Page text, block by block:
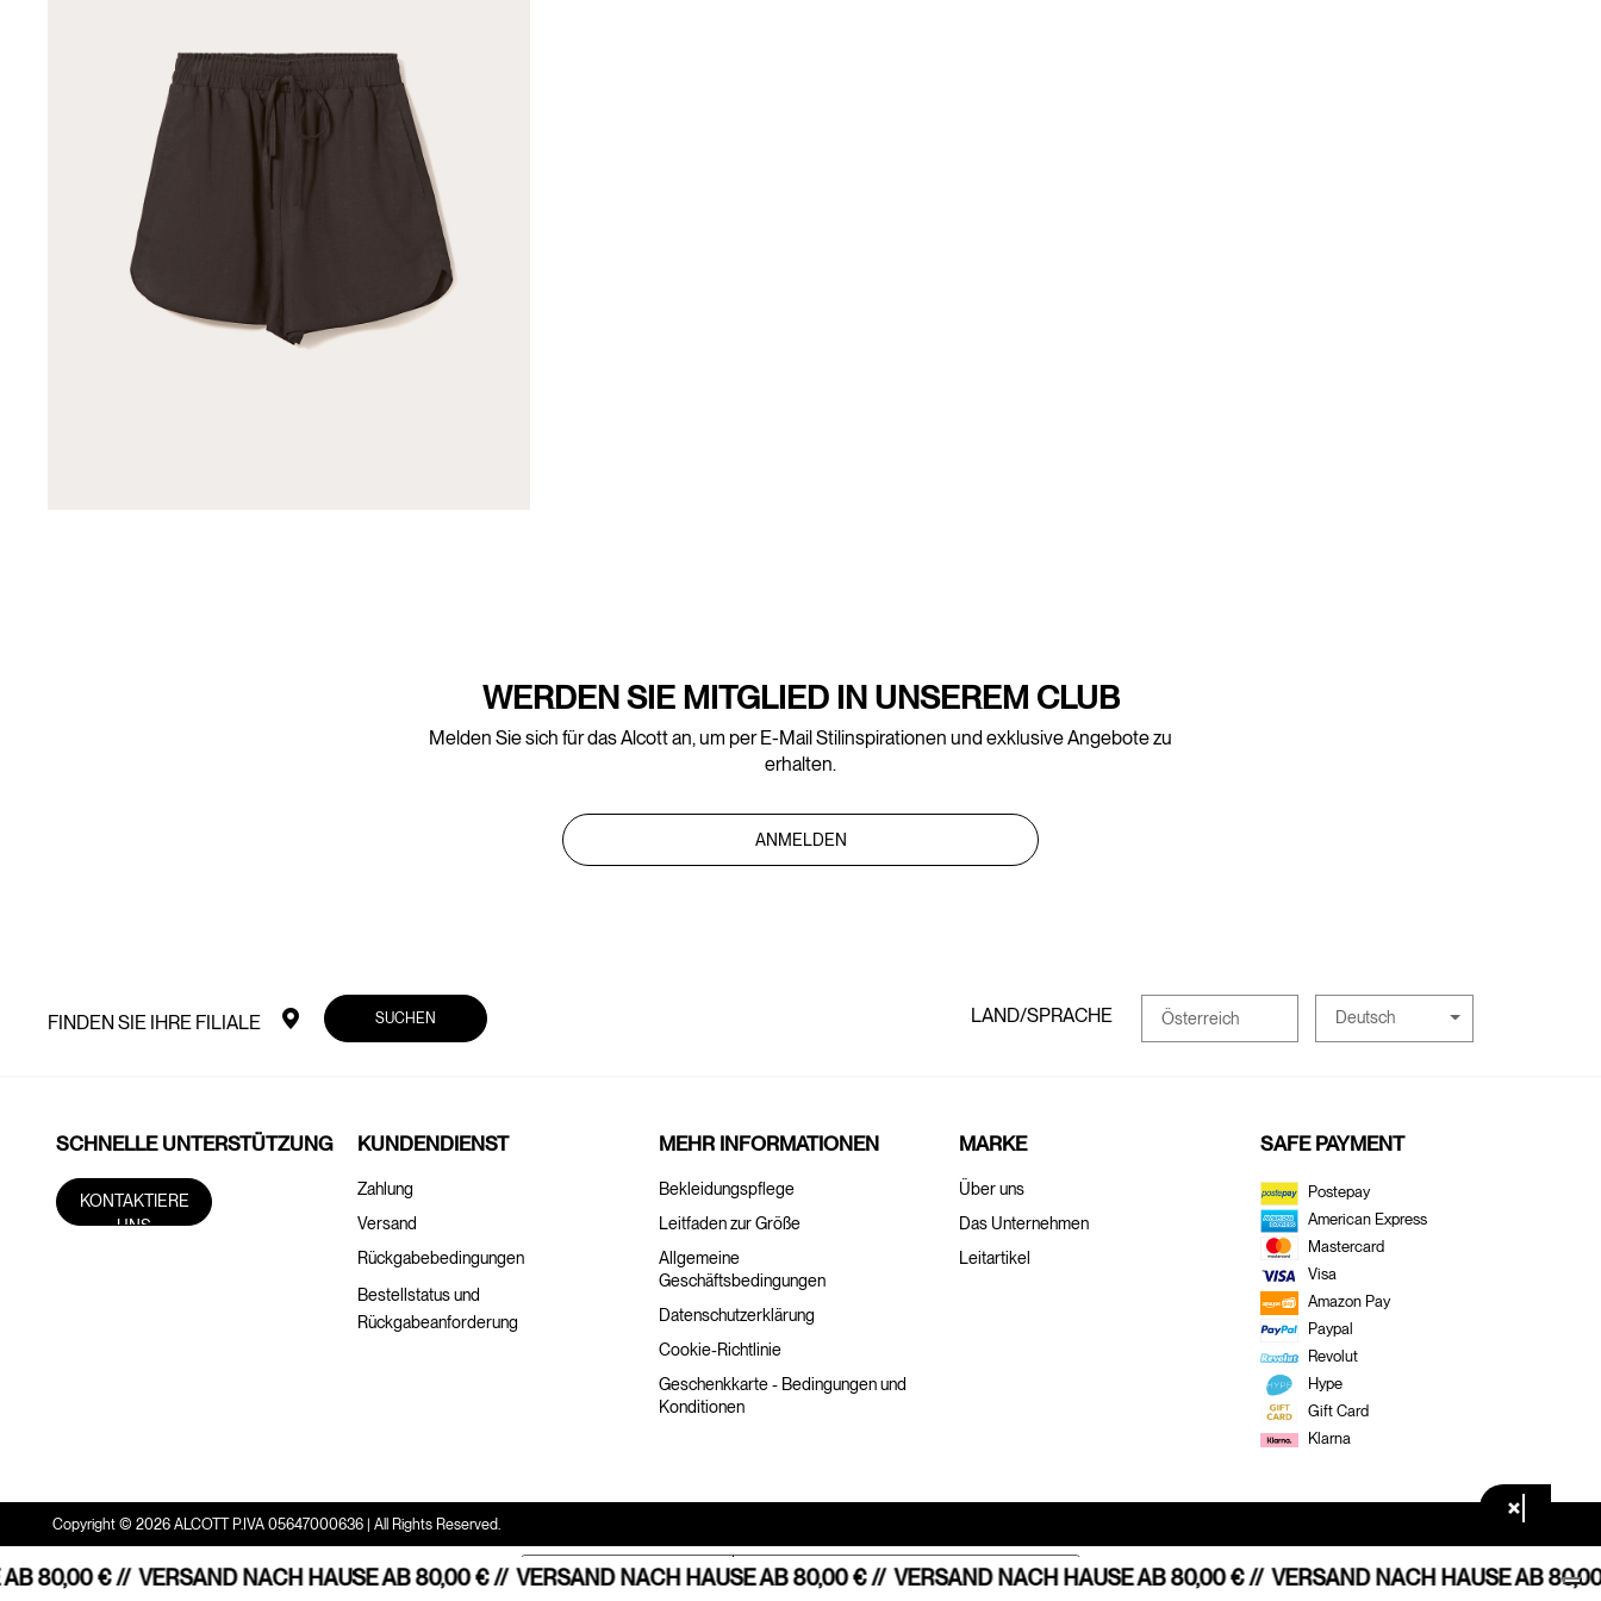
80,00 € //VERSAND NACH HAUSE AB 80,00 € //VERSAND NACH HAUSE AB 80,00 € //VERSAND NACH HAUSE AB 80,00 € //VERSAND NACH HAUSE AB
WERDEN SIE MITGLIED IN UNSEREM CLUB
Melden Sie sich für das Alcott an, um per E-Mail Stilinspirationen und exklusive Angebote zu
erhalten.
ANMELDEN
FINDEN SIE IHRE FILIALE SUCHEN LAND/SPRACHE Österreich Deutsch
SCHNELLE UNTERSTÜTZUNG
KONTAKTIERE
UNS
KUNDENDIENST
Zahlung
Versand
Rückgabebedingungen
Bestellstatus und
Rückgabeanforderung
MEHR INFORMATIONEN
Bekleidungspflege
Leitfaden zur Größe
Allgemeine
Geschäftsbedingungen
Datenschutzerklärung
Cookie-Richtlinie
Geschenkkarte - Bedingungen und
Konditionen
MARKE
Über uns
Das Unternehmen
Leitartikel
SAFE PAYMENT
Postepay
American Express
Mastercard
Visa
Amazon Pay
Paypal
Revolut
Hype
Gift Card
Klarna
Copyright © 2026 ALCOTT P.IVA 05647000636 | All Rights Reserved.
×
Hinweis bei Erhebung Ihre Datenschutzeinstellungen